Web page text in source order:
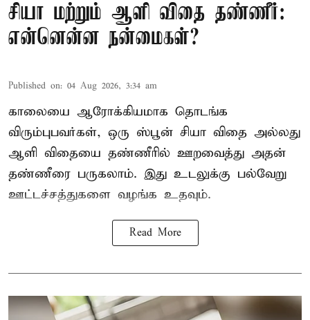
சியா மற்றும் ஆளி விதை தண்ணீர்:
என்னென்ன நன்மைகள்?
Published on: 04 Aug 2026, 3:34 am
காலையை ஆரோக்கியமாக தொடங்க
விரும்புபவர்கள், ஒரு ஸ்பூன் சியா விதை அல்லது
ஆளி விதையை தண்ணீரில் ஊறவைத்து அதன்
தண்ணீரை பருகலாம். இது உடலுக்கு பல்வேறு
ஊட்டச்சத்துகளை வழங்க உதவும்.
Read More